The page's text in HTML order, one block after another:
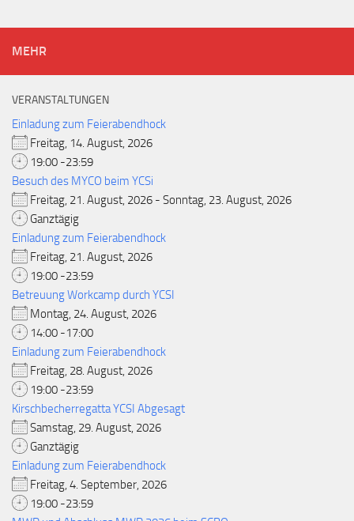
MEHR
VERANSTALTUNGEN
Einladung zum Feierabendhock
Freitag, 14. August, 2026
19:00 -23:59
Besuch des MYCO beim YCSi
Freitag, 21. August, 2026 - Sonntag, 23. August, 2026
Ganztägig
Einladung zum Feierabendhock
Freitag, 21. August, 2026
19:00 -23:59
Betreuung Workcamp durch YCSI
Montag, 24. August, 2026
14:00 -17:00
Einladung zum Feierabendhock
Freitag, 28. August, 2026
19:00 -23:59
Kirschbecherregatta YCSI Abgesagt
Samstag, 29. August, 2026
Ganztägig
Einladung zum Feierabendhock
Freitag, 4. September, 2026
19:00 -23:59